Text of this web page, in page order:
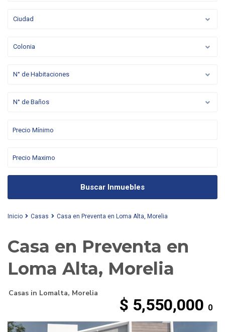
Ciudad
Colonia
N° de Habitaciones
N° de Baños
Buscar Inmuebles
Inicio Casas Casa en Preventa en Loma Alta, Morelia
Casa en Preventa en
Loma Alta, Morelia
Casas in Lomalta, Morelia
$ 5,550,000 0